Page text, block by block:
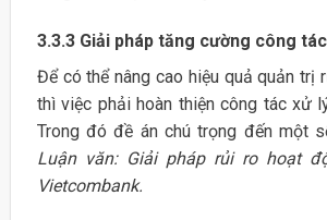
3.3.3 Giải pháp tăng cường công
Để có thể nâng cao hiệu quả quản trị
thì việc phải hoàn thiện công tác xử
Trong đó đề án chú trọng đến một
Luận văn: Giải pháp rủi ro hoạt
Vietcombank.